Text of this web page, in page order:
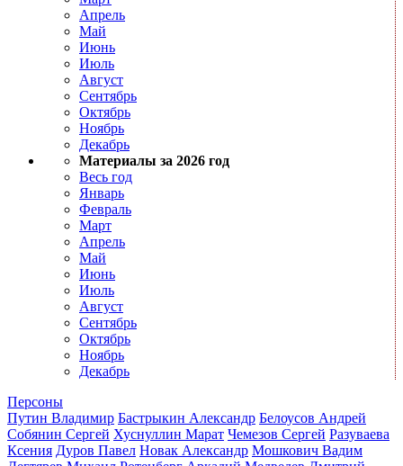
Апрель
Май
Июнь
Июль
Август
Сентябрь
Октябрь
Ноябрь
Декабрь
Материалы за 2026 год
Весь год
Январь
Февраль
Март
Апрель
Май
Июнь
Июль
Август
Сентябрь
Октябрь
Ноябрь
Декабрь
Персоны
Путин Владимир Бастрыкин Александр Белоусов Андрей
Собянин Сергей Хуснуллин Марат Чемезов Сергей Разуваева
Ксения Дуров Павел Новак Александр Мошкович Вадим